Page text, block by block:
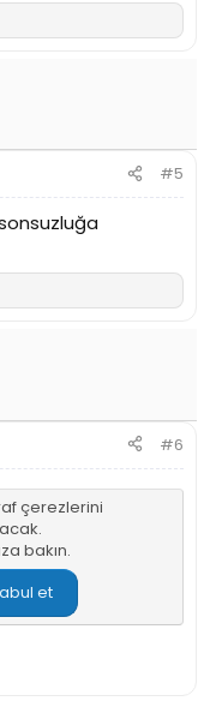
#5
#6
çerezlerini
bakın.
et